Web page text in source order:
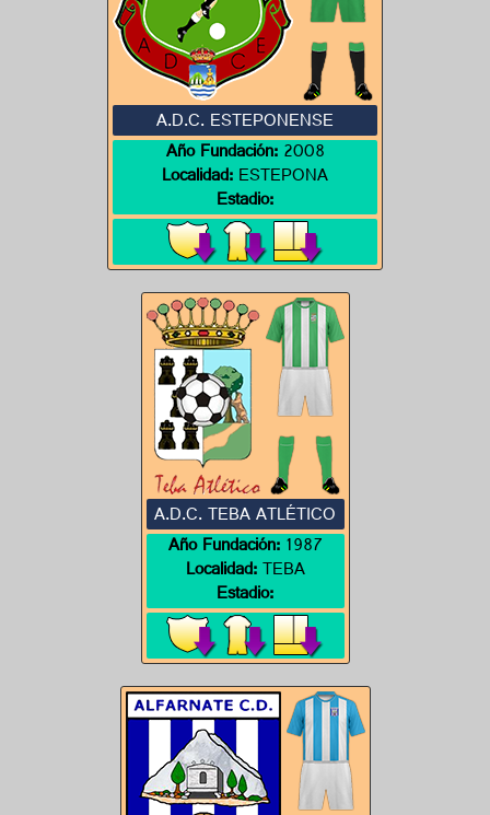
A.D.C. ESTEPONENSE
Año Fundación:2008
Localidad:ESTEPONA
Estadio:
A.D.C. TEBA ATLÉTICO
Año Fundación:1987
Localidad:TEBA
Estadio: